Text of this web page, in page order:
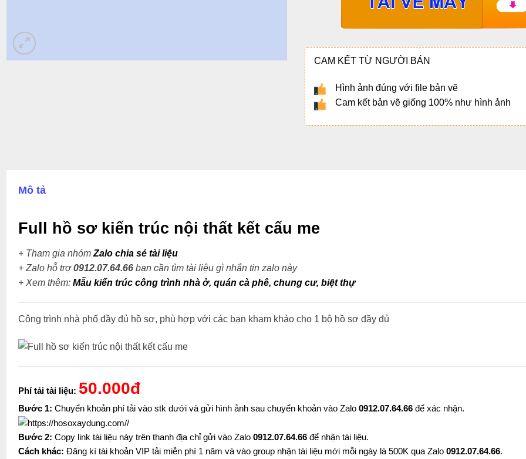
CAM KẾT TỪ NGƯỜI BÁN
Hình ảnh đúng với file bản vẽ
Cam kết bản vẽ giống 100% như hình ảnh
Mô tả
Full hồ sơ kiến trúc nội thất kết cấu me
+ Tham gia nhómZalo chia sẻ tài liệu
+ Zalo hỗ trợ0912.07.64.66bạn cần tìm tài liệu gì nhắn tin zalo này
+ Xem thêm: Mẫu kiến trúc công trình nhà ở, quán cà phê, chung cư, biệt thự
Công trình nhà phố đầy đủ hồ sơ, phù hợp với các bạn kham khảo cho 1 bộ hồ sơ đầy đủ
Phí tải tài liệu: 50.000đ
Bước 1: Chuyển khoản phí tải vào stk dưới và gửi hình ảnh sau chuyển khoản vào Zalo 0912.07.64.66để xác nhận.
Bước 2: Copy link tài liệu này trên thanh địa chỉ gửi vào Zalo 0912.07.64.66để nhận tài liệu.
Cách khác: Đăng kí tài khoản VIP tải miễn phí 1 năm và vào group nhận tài liệu mới mỗi ngày là 500K qua Zalo 0912.07.64.66.